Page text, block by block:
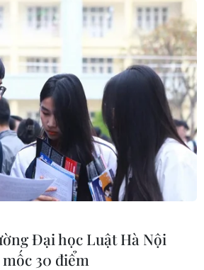
Đại học Luật Hà Nội
30 điểm